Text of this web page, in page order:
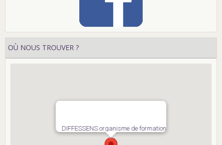
OÙ NOUS TROUVER ?
DIFFESSENS organisme de formation